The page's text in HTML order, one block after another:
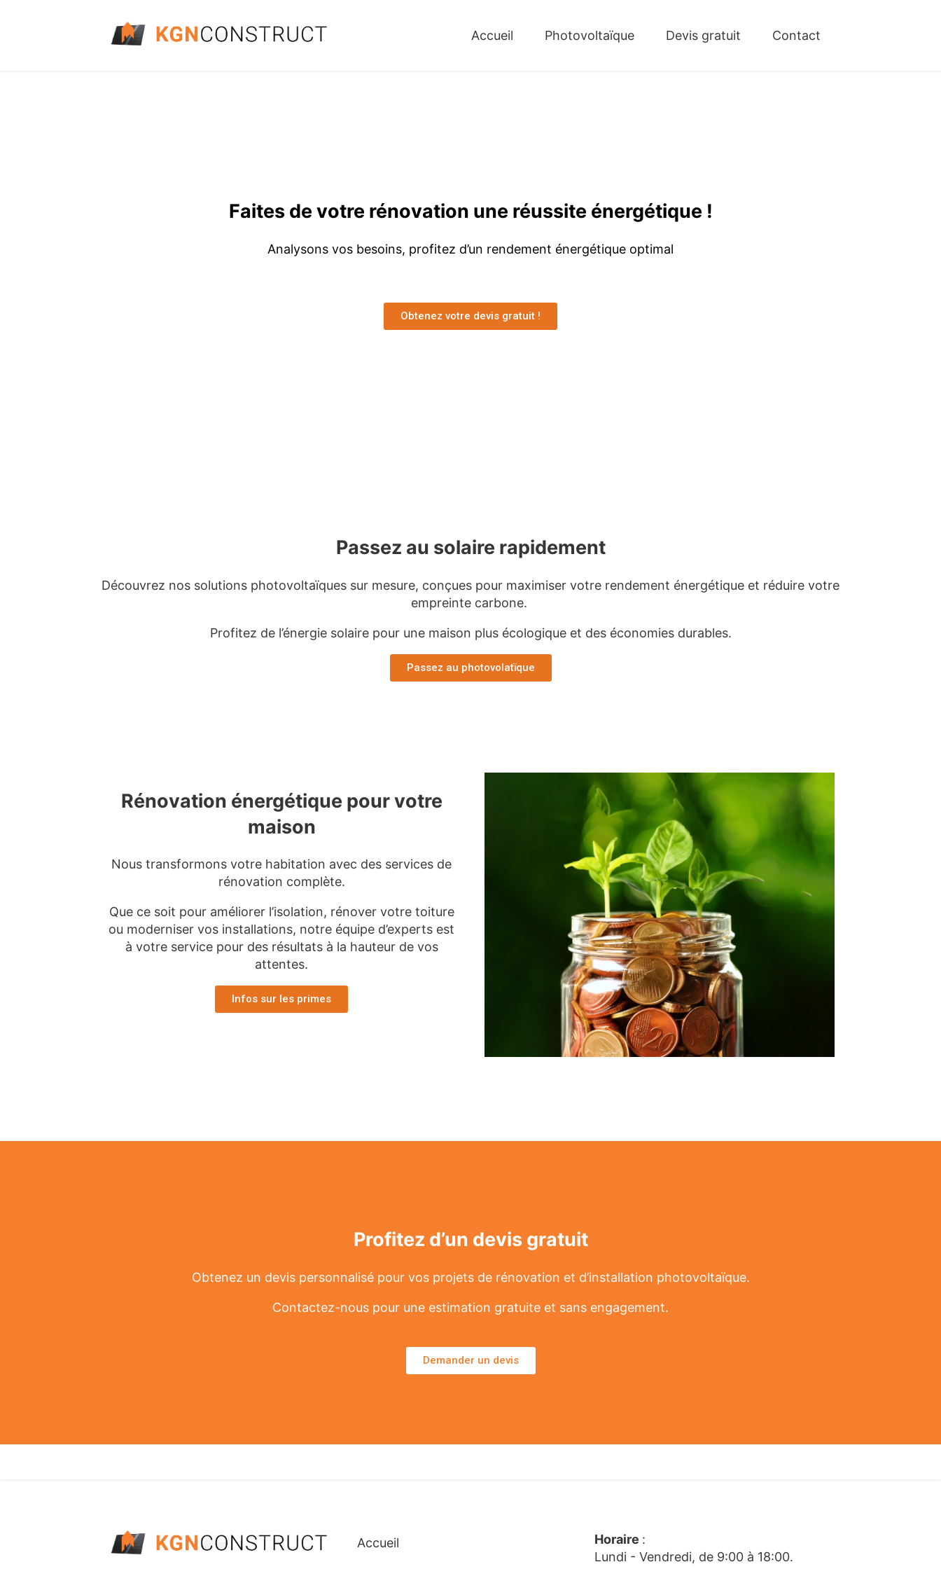
Accueil Photovoltaïque Devis gratuit Contact
Faites de votre rénovation une réussite énergétique !
Analysons vos besoins, profitez d’un rendement énergétique optimal
Obtenez votre devis gratuit !
Passez au solaire rapidement
Découvrez nos solutions photovoltaïques sur mesure, conçues pour maximiser votre rendement énergétique et réduire votre
empreinte carbone.
Profitez de l’énergie solaire pour une maison plus écologique et des économies durables.
Passez au photovolatïque
Rénovation énergétique pour votre
maison
Nous transformons votre habitation avec des services de
rénovation complète.
Que ce soit pour améliorer l’isolation, rénover votre toiture
ou moderniser vos installations, notre équipe d’experts est
à votre service pour des résultats à la hauteur de vos
attentes.
Infos sur les primes
Profitez d’un devis gratuit
Obtenez un devis personnalisé pour vos projets de rénovation et d’installation photovoltaïque.
Contactez-nous pour une estimation gratuite et sans engagement.
Demander un devis
Accueil Horaire :
Lundi - Vendredi, de 9:00 à 18:00.